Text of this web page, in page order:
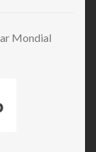
Mondial